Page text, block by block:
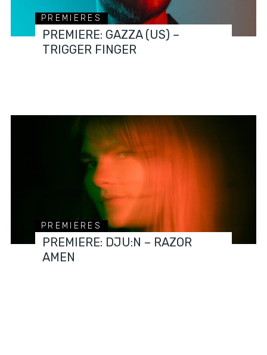
PREMIERES
PREMIERE: GAZZA (US) –
TRIGGER FINGER
PREMIERES
PREMIERE: DJU:N – RAZOR
AMEN